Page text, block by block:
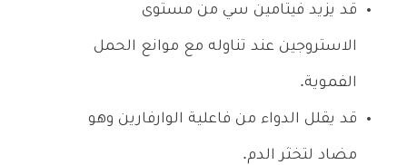
قد يزيد فيتامين سي من مستوى
الاستروجين عند تناوله مع موانع الحمل
الفموية.
قد يقلل الدواء من فاعلية الوارفارين وهو
مضاد لتخثر الدم.